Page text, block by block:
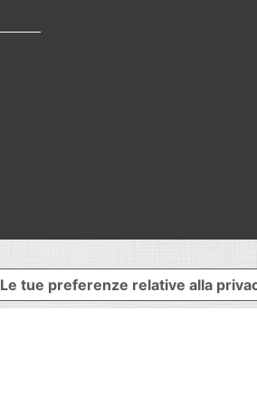
Le tue preferenze relative alla